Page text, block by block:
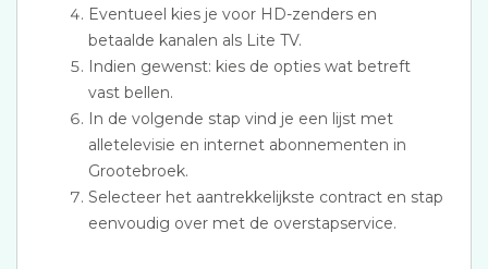
Eventueel kies je voor HD-zenders en
betaalde kanalen als Lite TV.
Indien gewenst: kies de opties wat betreft
vast bellen.
In de volgende stap vind je een lijst met
alletelevisie en internet abonnementen in
Grootebroek.
Selecteer het aantrekkelijkste contract en stap
eenvoudig over met de overstapservice.